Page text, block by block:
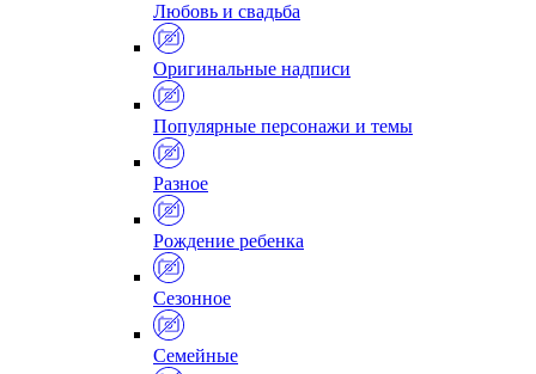
Любовь и свадьба
Оригинальные надписи
Популярные персонажи и темы
Разное
Рождение ребенка
Сезонное
Семейные